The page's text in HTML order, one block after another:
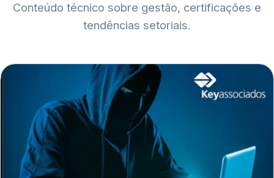
Conteúdo técnico sobre gestão, certificações e
tendências setoriais.